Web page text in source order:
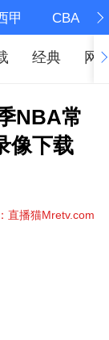
甲 CBA
经典 网
NBA常
像下载
直播猫Mretv.com